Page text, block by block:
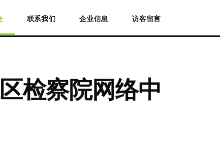
联系我们 企业信息 访客留言
检察院网络中